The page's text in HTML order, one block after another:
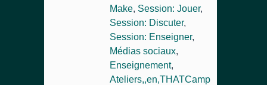
Make, Session: Jouer,
Session: Discuter,
Session: Enseigner,
Médias sociaux,
Enseignement,
Ateliers,,en,THATCamp